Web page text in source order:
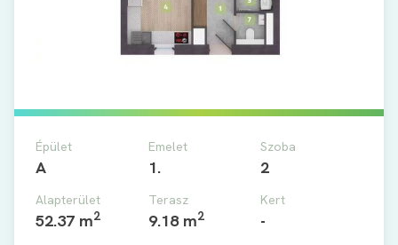
Épület
A
Emelet
1.
Szoba
2
Alapterület
52.37 m2
Terasz
9.18 m2
Kert
-